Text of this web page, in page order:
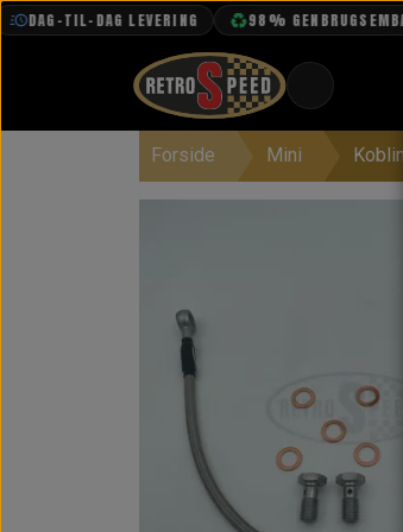
DAG-TIL-DAG LEVERING 98%
PROJEKTER
VANDPOLERING
Forside Mini